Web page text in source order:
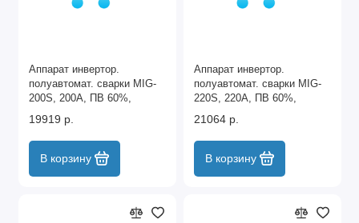
Аппарат инвертор.
полуавтомат. cварки MIG-
200S, 200A, ПВ 60%,
катушка 5 кг MTX
19919 р.
В корзину
Аппарат инвертор.
полуавтомат. cварки MIG-
220S, 220A, ПВ 60%,
катушка 5 кг MTX
21064 р.
В корзину